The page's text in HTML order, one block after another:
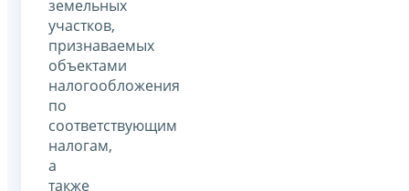
земельных
участков,
признаваемых
объектами
налогообложения
по
соответствующим
налогам,
а
также